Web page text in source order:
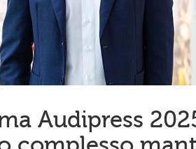
Audipress